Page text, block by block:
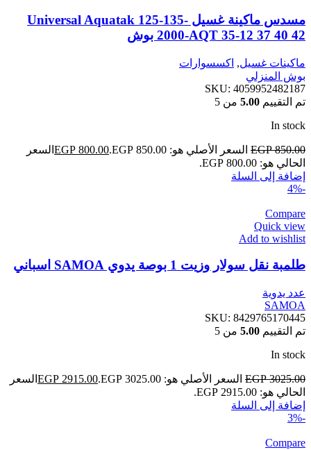
مسدس ماكينة غسيل Universal Aquatak 125-135-
2000-AQT 35-12 37 40 42 بوش
ماكينات غسيل, اكسسوارات
بوش المنزلي
SKU: 4059952482187
تم التقييم 5.00 من 5
In stock
EGP850.00 السعر الأصلي هو: EGP 850.00. EGP 800.00
السعر
الحالي هو: EGP 800.00.
إضافة إلى السلة
-4%
Compare
Quick view
Add to wishlist
طلمبة نقل سولار وزيت 1 بوصة يدوي SAMOA اسباني
عدد يدوية
SAMOA
SKU: 8429765170445
تم التقييم 5.00 من 5
In stock
EGP3025.00 السعر الأصلي هو: EGP 3025.00. EGP 2915.00
السعر
الحالي هو: EGP 2915.00.
إضافة إلى السلة
-3%
Compare